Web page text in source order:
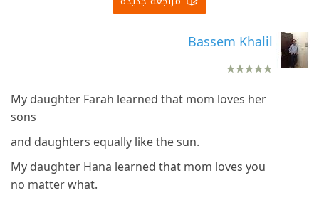
Bassem Khalil
My daughter Farah learned that mom loves her
sons
and daughters equally like the sun.
My daughter Hana learned that mom loves you
no matter what.